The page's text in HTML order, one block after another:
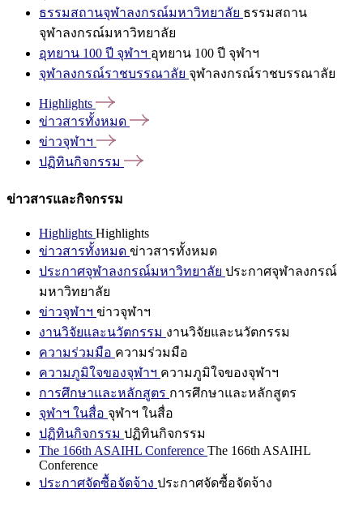
ธรรมสถานจุฬาลงกรณ์มหาวิทยาลัย ธรรมสถาน
จุฬาลงกรณ์มหาวิทยาลัย
อุทยาน 100 ปี จุฬาฯ อุทยาน 100 ปี จุฬาฯ
จุฬาลงกรณ์ราชบรรณาลัย จุฬาลงกรณ์ราชบรรณาลัย
Highlights
ข่าวสารทั้งหมด
ข่าวจุฬาฯ
ปฏิทินกิจกรรม
ข่าวสารและกิจกรรม
Highlights Highlights
ข่าวสารทั้งหมด ข่าวสารทั้งหมด
ประกาศจุฬาลงกรณ์มหาวิทยาลัย ประกาศจุฬาลงกรณ์
มหาวิทยาลัย
ข่าวจุฬาฯ ข่าวจุฬาฯ
งานวิจัยและนวัตกรรม งานวิจัยและนวัตกรรม
ความร่วมมือ ความร่วมมือ
ความภูมิใจของจุฬาฯ ความภูมิใจของจุฬาฯ
การศึกษาและหลักสูตร การศึกษาและหลักสูตร
จุฬาฯ ในสื่อ จุฬาฯ ในสื่อ
ปฏิทินกิจกรรม ปฏิทินกิจกรรม
The 166th ASAIHL Conference The 166th ASAIHL
Conference
ประกาศจัดซื้อจัดจ้าง ประกาศจัดซื้อจัดจ้าง